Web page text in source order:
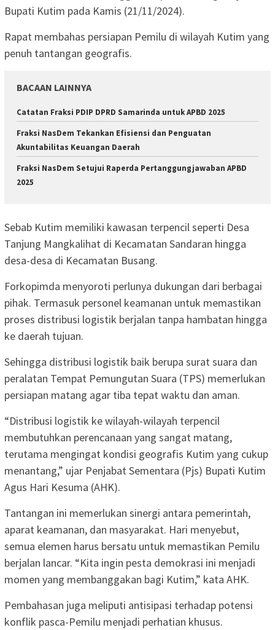
Bupati Kutim pada Kamis (21/11/2024).
Rapat membahas persiapan Pemilu di wilayah Kutim yang
penuh tantangan geografis.
BACAAN LAINNYA
Catatan Fraksi PDIP DPRD Samarinda untuk APBD 2025
Fraksi NasDem Tekankan Efisiensi dan Penguatan
Akuntabilitas Keuangan Daerah
Fraksi NasDem Setujui Raperda Pertanggungjawaban APBD
2025
Sebab Kutim memiliki kawasan terpencil seperti Desa
Tanjung Mangkalihat di Kecamatan Sandaran hingga
desa-desa di Kecamatan Busang.
Forkopimda menyoroti perlunya dukungan dari berbagai
pihak. Termasuk personel keamanan untuk memastikan
proses distribusi logistik berjalan tanpa hambatan hingga
ke daerah tujuan.
Sehingga distribusi logistik baik berupa surat suara dan
peralatan Tempat Pemungutan Suara (TPS) memerlukan
persiapan matang agar tiba tepat waktu dan aman.
“Distribusi logistik ke wilayah-wilayah terpencil
membutuhkan perencanaan yang sangat matang,
terutama mengingat kondisi geografis Kutim yang cukup
menantang,” ujar Penjabat Sementara (Pjs) Bupati Kutim
Agus Hari Kesuma (AHK).
Tantangan ini memerlukan sinergi antara pemerintah,
aparat keamanan, dan masyarakat. Hari menyebut,
semua elemen harus bersatu untuk memastikan Pemilu
berjalan lancar. “Kita ingin pesta demokrasi ini menjadi
momen yang membanggakan bagi Kutim,” kata AHK.
Pembahasan juga meliputi antisipasi terhadap potensi
konflik pasca-Pemilu menjadi perhatian khusus.